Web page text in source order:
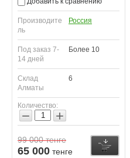
Производите
ль
Россия
Под заказ 7-
14 дней
Более 10
Склад
Алматы
6
Количество:
− +
99 000тенге
65 000 тенге
Купить